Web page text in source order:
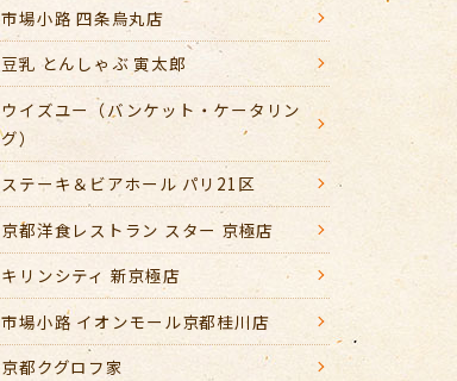
市場小路 四条烏丸店
豆乳 とんしゃぶ 寅太郎
ウイズユー（バンケット・ケータリン
グ）
ステーキ＆ビアホール パリ21区
京都洋食レストラン スター 京極店
キリンシティ 新京極店
市場小路 イオンモール京都桂川店
京都クグロフ家